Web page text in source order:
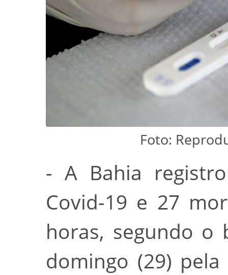
Foto:
- A Bahia
Covid-19 e 27
horas, segundo o
domingo (29)